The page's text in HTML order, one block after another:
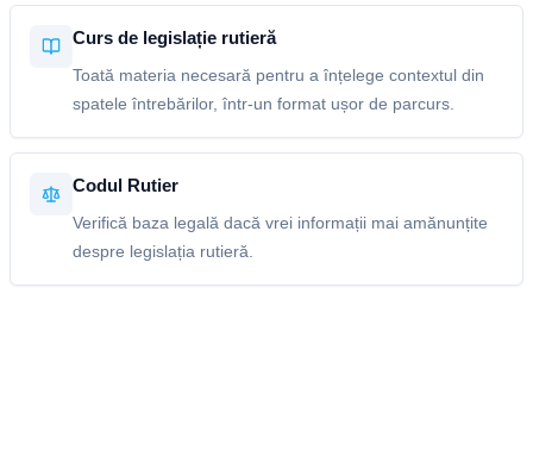
Curs de legislație rutieră
Toată materia necesară pentru a înțelege contextul din
spatele întrebărilor, într-un format ușor de parcurs.
Codul Rutier
Verifică baza legală dacă vrei informații mai amănunțite
despre legislația rutieră.